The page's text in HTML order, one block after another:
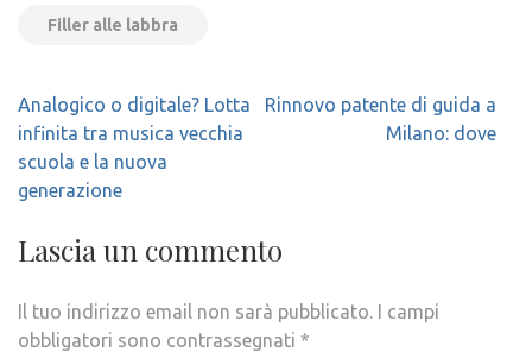
Filler alle labbra
Navigazione
articoli
Analogico o digitale? Lotta
infinita tra musica vecchia
scuola e la nuova
generazione
Rinnovo patente di guida a
Milano: dove
Lascia un commento
Il tuo indirizzo email non sarà pubblicato. I campi
obbligatori sono contrassegnati *